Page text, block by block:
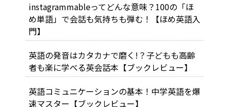
instagrammableってどんな意味？100の「ほ
め単語」で会話も気持ちも弾む！【ほめ英語入
門】
英語の発音はカタカナで磨く!？子どもも高齢
者も楽に学べる英会話本【ブックレビュー】
英語コミュニケーションの基本！中学英語を爆
速マスター【ブックレビュー】